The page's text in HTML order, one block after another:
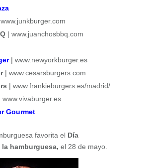
| www.juanchosbbq.com
er| www.newyorkburger.es
| www.cesarsburgers.com
| www.frankieburgers.es/madrid/
www.vivaburger.es
Gourmet
favorita el Día
hamburguesa, el 28 de mayo.